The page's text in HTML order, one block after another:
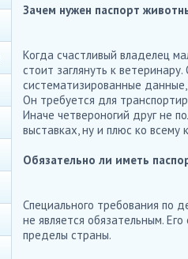
Зачем нужен паспорт
Когда счастливый владелец
стоит заглянуть к
систематизированные
Он требуется для
Иначе четвероногий друг не
выставках, ну и плюс ко
Обязательно ли иметь
Специального требования по
не является обязательным.
пределы страны.